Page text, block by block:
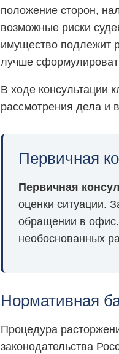
положение сторон,
возможные риски
имущество подлежит
лучше
В ходе консультации
рассмотрения дела и
Первичная
Первичная
оценки ситуации.
обращении в офис.
необоснованных
Нормативная
Процедура
законодательства